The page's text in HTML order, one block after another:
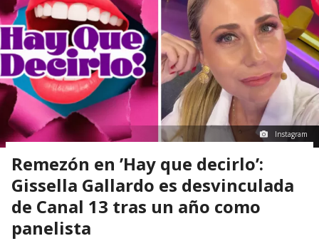
Instagram
Remezón en ’Hay que decirlo’:
Gissella Gallardo es desvinculada
de Canal 13 tras un año como
panelista